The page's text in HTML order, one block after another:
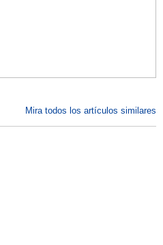
Mira todos los artículos similares